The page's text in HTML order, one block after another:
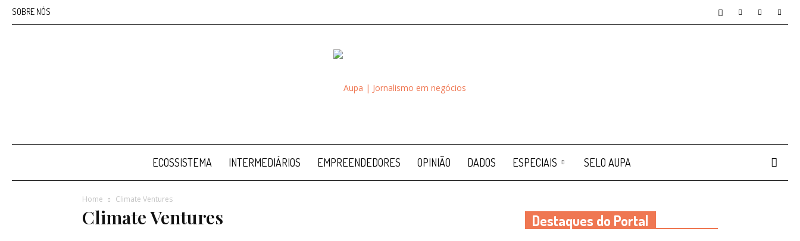
SOBRE NÓS
Aupa
ECOSSISTEMA INTERMEDIÁRIOS EMPREENDEDORES OPINIÃO DADOS ESPECIAIS SELO AUPA
Home Climate Ventures
Climate Ventures Destaques do Portal